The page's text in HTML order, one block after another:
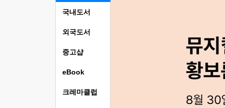
국내도서
외국도서
중고샵
eBook
크레마클럽